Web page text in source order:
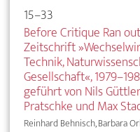
15–33
Before Critique Ran
Zeitschrift
Technik,
Gesellschaft«,
geführt von Nils
Pratschke und Max
Reinhard Behnisch, Barbara